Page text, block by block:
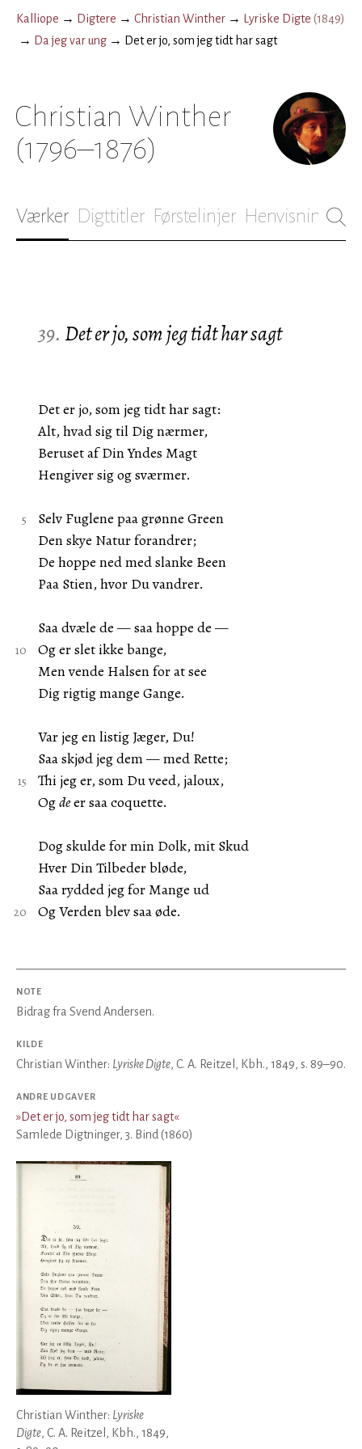
Kalliope → Digtere → Christian Winther → Lyriske Digte (1849)
→ Da jeg var ung → Det er jo, som jeg tidt har sagt
Christian Winther
(1796–1876)
Værker Digttitler Førstelinjer Henvisninger
39. Det er jo, som jeg tidt har sagt
Det er jo, som jeg tidt har sagt:
Alt, hvad sig til Dig nærmer,
Beruset af Din Yndes Magt
Hengiver sig og sværmer.
Selv Fuglene paa grønne Green
Den skye Natur forandrer;
De hoppe ned med slanke Been
Paa Stien, hvor Du vandrer.
Saa dvæle de — saa hoppe de —
Og er slet ikke bange,
Men vende Halsen for at see
Dig rigtig mange Gange.
Var jeg en listig Jæger, Du!
Saa skjød jeg dem — med Rette;
Thi jeg er, som Du veed, jaloux,
Ogdeer saa coquette.
Dog skulde for min Dolk, mit Skud
Hver Din Tilbeder bløde,
Saa rydded jeg for Mange ud
Og Verden blev saa øde.
NOTE
Bidrag fra Svend Andersen.
KILDE
Christian Winther: Lyriske Digte, C. A. Reitzel, Kbh., 1849, s. 89–90.
ANDRE UDGAVER
»Det er jo, som jeg tidt har sagt«
Samlede Digtninger, 3. Bind (1860)
Christian Winther: Lyriske
Digte, C. A. Reitzel, Kbh., 1849,